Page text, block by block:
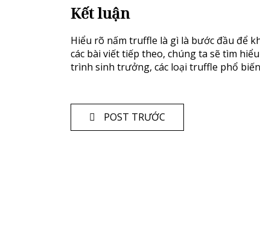
Kết luận
Hiểu rõ nấm truffle là gì là bước đầu để
các bài viết tiếp theo, chúng ta sẽ tìm
trình sinh trưởng, các loại truffle phổ
POST TRƯỚC